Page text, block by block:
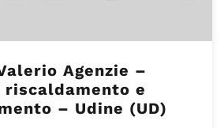
Agenzie –
e
condizionamento – Udine (UD)